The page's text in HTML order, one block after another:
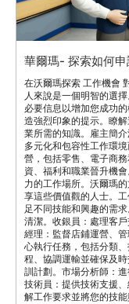
華爾瑪- 探索如何申
在沃爾瑪探索 工作機會
人來說是一個明智的選
必要信息以增加您成功
造強烈印象的提示。瞭
業所需的知識。雇主簡
多元化和包容性工作環
營，包括零售、電子商
資、福利和職業晉升機
力的工作場所。沃爾瑪
享這些價值觀的人士。
足不同技能和興趣的需
清潔。收銀員：處理客
經理：監督店鋪運營、
心執行任務，包括分類
程、協調運輸並確保及
訓計劃。市場分析師：
技術員：提供技術支援
解工作要求並將您的技